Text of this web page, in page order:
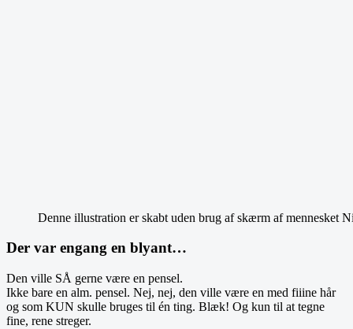
Denne illustration er skabt uden brug af skærm af mennesket
Der var engang en blyant…
Den ville SÅ gerne være en pensel.
Ikke bare en alm. pensel. Nej, nej, den ville være en med fiiine hår
og som KUN skulle bruges til én ting. Blæk! Og kun til at tegne
fine, rene streger.